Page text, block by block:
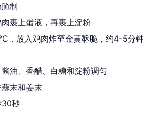
制
裹上蛋液，再裹上淀粉
，放入鸡肉炸至金黄酥脆，约4-5分钟
油、香醋、白糖和淀粉调匀
末和姜末
30秒